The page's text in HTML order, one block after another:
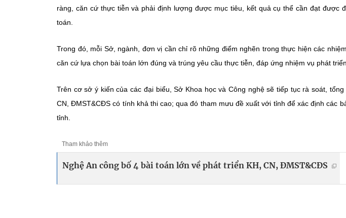
ràng, căn cứ thực tiễn và phải định lượng được mục tiêu, kết quả cụ thể cần đạt được
toán.
Trong đó, mỗi Sở, ngành, đơn vị cần chỉ rõ những điểm nghẽn trong thực hiện các
căn cứ lựa chọn bài toán lớn đúng và trúng yêu cầu thực tiễn, đáp ứng nhiệm vụ phát
Trên cơ sở ý kiến của các đại biểu, Sở Khoa học và Công nghệ sẽ tiếp tục rà soát,
CN, ĐMST&CĐS có tính khả thi cao; qua đó tham mưu đề xuất với tỉnh để xác định các
tỉnh.
Tham khảo thêm
Nghệ An công bố 4 bài toán lớn về phát triển KH, CN, ĐMST&CĐS